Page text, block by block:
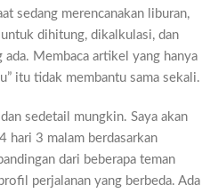
sedang merencanakan liburan,
dihitung, dikalkulasi, dan
Membaca artikel yang hanya
itu tidak membantu sama sekali.
sedetail mungkin. Saya akan
hari 3 malam berdasarkan
dari beberapa teman
perjalanan yang berbeda. Ada